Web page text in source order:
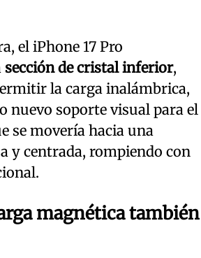
el iPhone 17 Pro
sección de cristal inferior,
la carga inalámbrica,
nuevo soporte visual para el
se movería hacia una
y centrada, rompiendo con
magnética también